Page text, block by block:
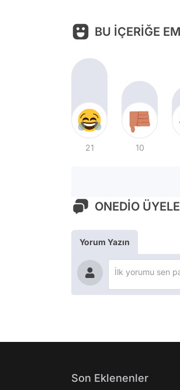
BU İÇERİĞE
21 10
ONEDİO
Yorum Yazın
Son Eklenenler